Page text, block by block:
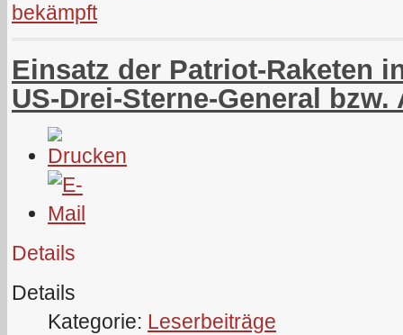
bekämpft
Einsatz der Patriot-Raketen
US-Drei-Sterne-General
Details
Details
Kategorie: Leserbeiträge